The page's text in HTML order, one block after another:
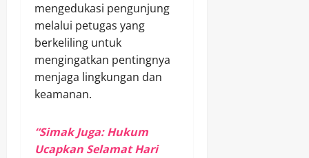
mengedukasi pengunjung
melalui petugas yang
berkeliling untuk
mengingatkan pentingnya
menjaga lingkungan dan
keamanan.
“Simak Juga: Hukum
Ucapkan Selamat Hari